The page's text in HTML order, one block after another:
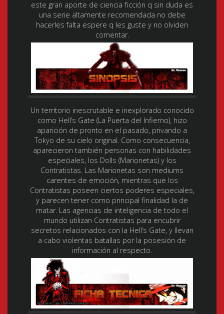
este gran aporte de ciencia ficción q sin duda es
una serie altamente recomendada no debe
hacerles falta espere q les guste y no olviden
comentar.
Un territorio inescrutable e inexplorado conocido
como Hell’s Gate (La Puerta del Infierno), hizo
aparición de pronto en el pasado, privando a
Tokyo de su cielo original. Como consecuencia,
aparecieron también personas con habilidades
especiales, los Dolls (Marionetas) y los
Contratistas. Las Marionetas son mediums
carentes de emoción, mientras que los
Contratistas poseen ciertos poderes especiales,
y parecen tener como principal finalidad la de
matar. Las agencias de inteligencia de todo el
mundo utilizan Contratistas para encubrir
secretos relacionados con la Hell’s Gate, y llevan
a cabo violentas batallas por la posesión de
información al respecto.